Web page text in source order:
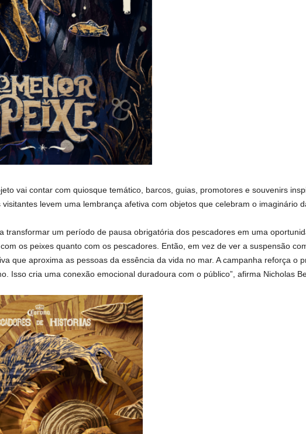
vai contar com quiosque temático, barcos, guias, promotores e souvenirs
levem uma lembrança afetiva com objetos que celebram o imaginário
transformar um período de pausa obrigatória dos pescadores em uma
os peixes quanto com os pescadores. Então, em vez de ver a suspensão
que aproxima as pessoas da essência da vida no mar. A campanha reforça o
Isso cria uma conexão emocional duradoura com o público”, afirma Nicholas